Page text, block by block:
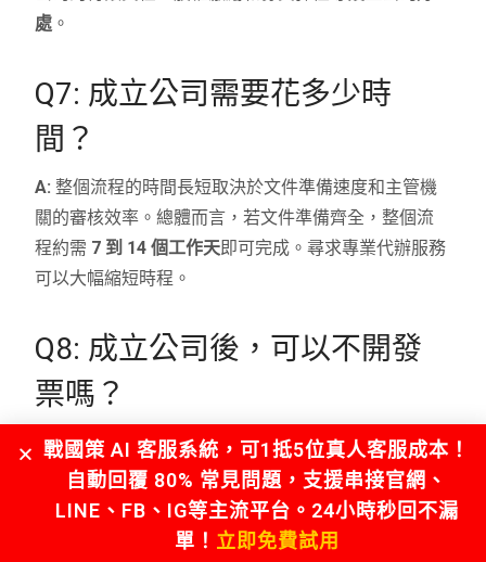
處 。
Q7: 成立公司需要花多少時
間？
A: 整個流程的時間長短取決於文件準備速度和主管機
關的審核效率。總體而言，若文件準備齊全，整個流
程約需 7 到 14 個工作天即可完成。尋求專業代辦服務
可以大幅縮短時程。
Q8: 成立公司後，可以不開發
票嗎？
A:原則上不行。公司設立後，除非符合「免用統一發
票」的特定條件（如小規模營業人），否則必須依法
開立統一發票。這是公司組織與行號在稅務上最大的
差異之一，也是公司專業形象的體現。
戰國策 AI 客服系統，可1抵5位真人客服成本！
自動回覆 80% 常見問題，支援串接官網、
LINE、FB、IG等主流平台。24小時秒回不漏
單！ 立即免費試用